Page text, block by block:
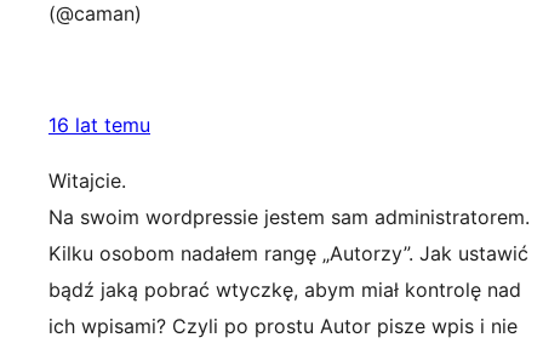
(@caman)
16 lat temu
Witajcie.
Na swoim wordpressie jestem sam administratorem.
Kilku osobom nadałem rangę „Autorzy”. Jak ustawić
bądź jaką pobrać wtyczkę, abym miał kontrolę nad
ich wpisami? Czyli po prostu Autor pisze wpis i nie